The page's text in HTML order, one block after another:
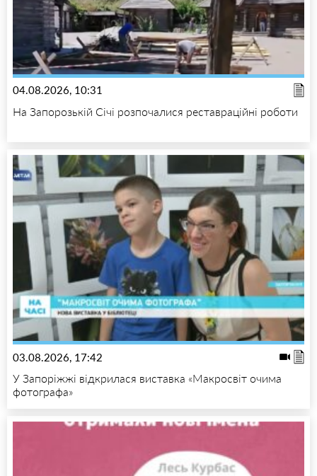
04.08.2026, 10:31
На Запорозькій Січі розпочалися реставраційні роботи
03.08.2026, 17:42
У Запоріжжі відкрилася виставка «Макросвіт очима
фотографа»